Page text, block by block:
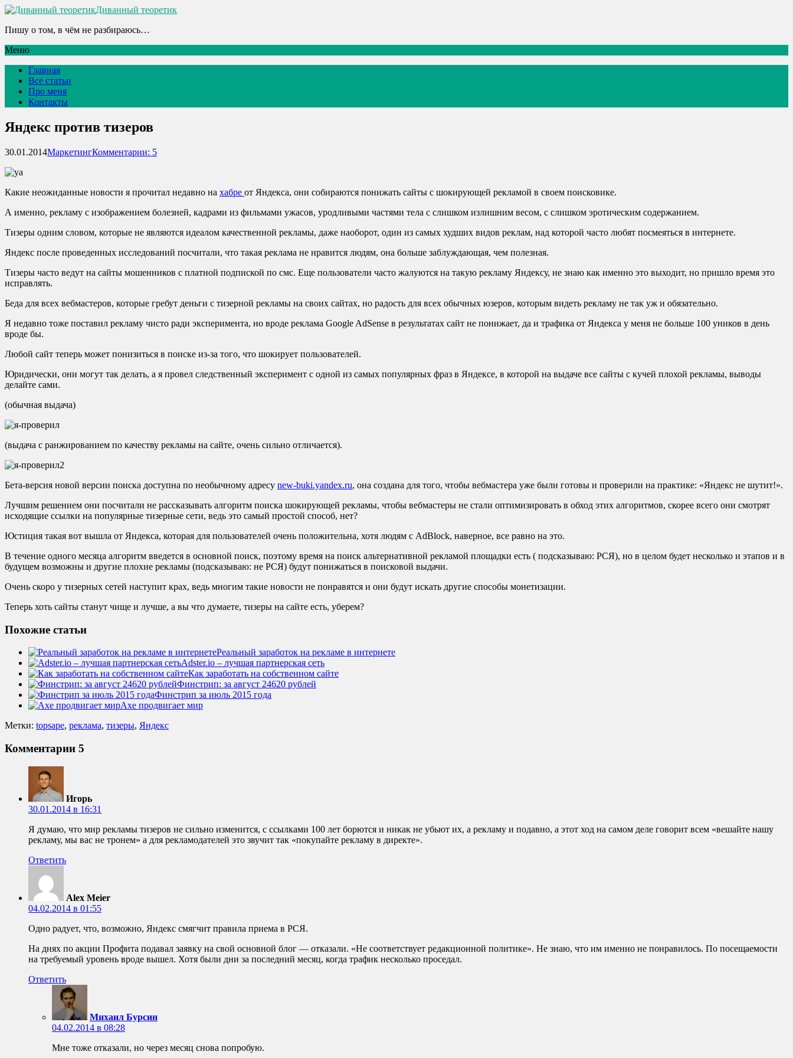
Диванный теоретик
Пишу о том, в чём не разбираюсь…
Меню
Главная
Все статьи
Про меня
Контакты
Яндекс против тизеров
30.01.2014МаркетингКомментарии: 5
Какие неожиданные новости я прочитал недавно на хабре от Яндекса, они собираются понижать сайты с шокирующей рекламой в своем поисковике.
А именно, рекламу с изображением болезней, кадрами из фильмами ужасов, уродливыми частями тела с слишком излишним весом, с слишком эротическим содержанием.
Тизеры одним словом, которые не являются идеалом качественной рекламы, даже наоборот, один из самых худших видов реклам, над которой часто любят посмеяться в интернете.
Яндекс после проведенных исследований посчитали, что такая реклама не нравится людям, она больше заблуждающая, чем полезная.
Тизеры часто ведут на сайты мошенников с платной подпиской по смс. Еще пользователи часто жалуются на такую рекламу Яндексу, не знаю как именно это выходит, но пришло время это
исправлять.
Беда для всех вебмастеров, которые гребут деньги с тизерной рекламы на своих сайтах, но радость для всех обычных юзеров, которым видеть рекламу не так уж и обязательно.
Я недавно тоже поставил рекламу чисто ради эксперимента, но вроде реклама Google AdSense в результатах сайт не понижает, да и трафика от Яндекса у меня не больше 100 уников в день
вроде бы.
Любой сайт теперь может понизиться в поиске из-за того, что шокирует пользователей.
Юридически, они могут так делать, а я провел следственный эксперимент с одной из самых популярных фраз в Яндексе, в которой на выдаче все сайты с кучей плохой рекламы, выводы
делайте сами.
(обычная выдача)
(выдача с ранжированием по качеству рекламы на сайте, очень сильно отличается).
Бета-версия новой версии поиска доступна по необычному адресу new-buki.yandex.ru, она создана для того, чтобы вебмастера уже были готовы и проверили на практике: «Яндекс не шутит!».
Лучшим решением они посчитали не рассказывать алгоритм поиска шокирующей рекламы, чтобы вебмастеры не стали оптимизировать в обход этих алгоритмов, скорее всего они смотрят
исходящие ссылки на популярные тизерные сети, ведь это самый простой способ, нет?
Юстиция такая вот вышла от Яндекса, которая для пользователей очень положительна, хотя людям с AdBlock, наверное, все равно на это.
В течение одного месяца алгоритм введется в основной поиск, поэтому время на поиск альтернативной рекламой площадки есть ( подсказываю: РСЯ), но в целом будет несколько и этапов и в
будущем возможны и другие плохие рекламы (подсказываю: не РСЯ) будут понижаться в поисковой выдачи.
Очень скоро у тизерных сетей наступит крах, ведь многим такие новости не понравятся и они будут искать другие способы монетизации.
Теперь хоть сайты станут чище и лучше, а вы что думаете, тизеры на сайте есть, уберем?
Похожие статьи
Реальный заработок на рекламе в интернете
Adster.io – лучшая партнерская сеть
Как заработать на собственном сайте
Финстрип: за август 24620 рублей
Финстрип за июль 2015 года
Axe продвигает мир
Метки: topsape, реклама, тизеры, Яндекс
Комментарии 5
Игорь
30.01.2014 в 16:31
Я думаю, что мир рекламы тизеров не сильно изменится, с ссылками 100 лет борются и никак не убьют их, а рекламу и подавно, а этот ход на самом деле говорит всем «вешайте нашу
рекламу, мы вас не тронем» а для рекламодателей это звучит так «покупайте рекламу в директе».
Ответить
Alex Meier
04.02.2014 в 01:55
Одно радует, что, возможно, Яндекс смягчит правила приема в РСЯ.
На днях по акции Профита подавал заявку на свой основной блог — отказали. «Не соответствует редакционной политике». Не знаю, что им именно не понравилось. По посещаемости
на требуемый уровень вроде вышел. Хотя были дни за последний месяц, когда трафик несколько проседал.
Ответить
Михаил Бурсин
04.02.2014 в 08:28
Мне тоже отказали, но через месяц снова попробую.